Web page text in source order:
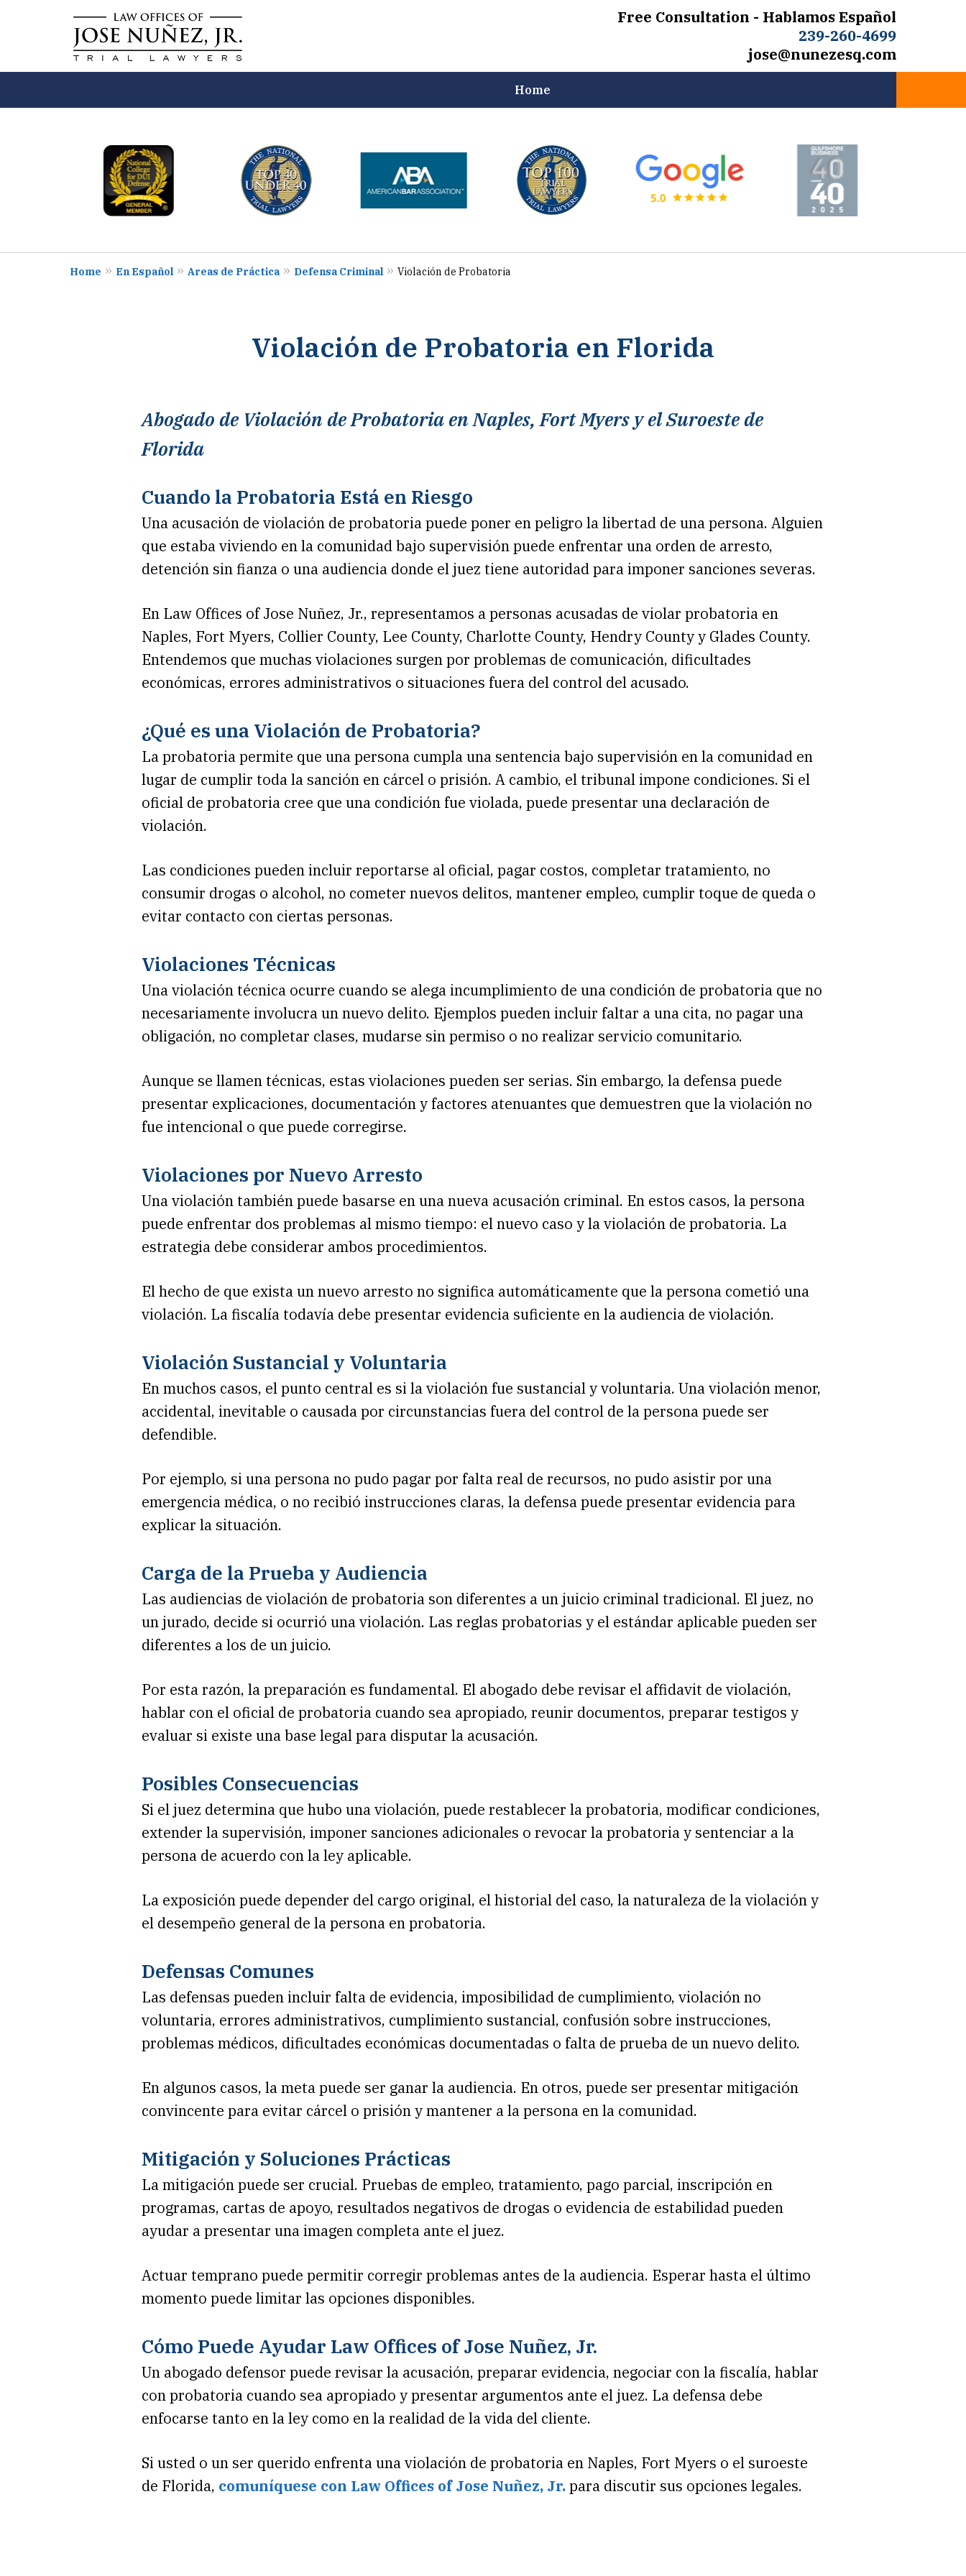
Free Consultation - Hablamos Español
239-260-4699
jose@nunezesq.com
Home
Law Offices of Jose Nuñez, Jr.
Will Help You
8
Home En Español Areas de Práctica Defensa Criminal Violación de Probatoria
Violación de Probatoria en Florida
Abogado de Violación de Probatoria en Naples, Fort Myers y el Suroeste de
Florida
Cuando la Probatoria Está en Riesgo
Una acusación de violación de probatoria puede poner en peligro la libertad de una persona. Alguien
que estaba viviendo en la comunidad bajo supervisión puede enfrentar una orden de arresto,
detención sin fianza o una audiencia donde el juez tiene autoridad para imponer sanciones severas.
En Law Offices of Jose Nuñez, Jr., representamos a personas acusadas de violar probatoria en
Naples, Fort Myers, Collier County, Lee County, Charlotte County, Hendry County y Glades County.
Entendemos que muchas violaciones surgen por problemas de comunicación, dificultades
económicas, errores administrativos o situaciones fuera del control del acusado.
¿Qué es una Violación de Probatoria?
La probatoria permite que una persona cumpla una sentencia bajo supervisión en la comunidad en
lugar de cumplir toda la sanción en cárcel o prisión. A cambio, el tribunal impone condiciones. Si el
oficial de probatoria cree que una condición fue violada, puede presentar una declaración de
violación.
Las condiciones pueden incluir reportarse al oficial, pagar costos, completar tratamiento, no
consumir drogas o alcohol, no cometer nuevos delitos, mantener empleo, cumplir toque de queda o
evitar contacto con ciertas personas.
Violaciones Técnicas
Una violación técnica ocurre cuando se alega incumplimiento de una condición de probatoria que no
necesariamente involucra un nuevo delito. Ejemplos pueden incluir faltar a una cita, no pagar una
obligación, no completar clases, mudarse sin permiso o no realizar servicio comunitario.
Aunque se llamen técnicas, estas violaciones pueden ser serias. Sin embargo, la defensa puede
presentar explicaciones, documentación y factores atenuantes que demuestren que la violación no
fue intencional o que puede corregirse.
Violaciones por Nuevo Arresto
Una violación también puede basarse en una nueva acusación criminal. En estos casos, la persona
puede enfrentar dos problemas al mismo tiempo: el nuevo caso y la violación de probatoria. La
estrategia debe considerar ambos procedimientos.
El hecho de que exista un nuevo arresto no significa automáticamente que la persona cometió una
violación. La fiscalía todavía debe presentar evidencia suficiente en la audiencia de violación.
Violación Sustancial y Voluntaria
En muchos casos, el punto central es si la violación fue sustancial y voluntaria. Una violación menor,
accidental, inevitable o causada por circunstancias fuera del control de la persona puede ser
defendible.
Por ejemplo, si una persona no pudo pagar por falta real de recursos, no pudo asistir por una
emergencia médica, o no recibió instrucciones claras, la defensa puede presentar evidencia para
explicar la situación.
Carga de la Prueba y Audiencia
Las audiencias de violación de probatoria son diferentes a un juicio criminal tradicional. El juez, no
un jurado, decide si ocurrió una violación. Las reglas probatorias y el estándar aplicable pueden ser
diferentes a los de un juicio.
Por esta razón, la preparación es fundamental. El abogado debe revisar el affidavit de violación,
hablar con el oficial de probatoria cuando sea apropiado, reunir documentos, preparar testigos y
evaluar si existe una base legal para disputar la acusación.
Posibles Consecuencias
Si el juez determina que hubo una violación, puede restablecer la probatoria, modificar condiciones,
extender la supervisión, imponer sanciones adicionales o revocar la probatoria y sentenciar a la
persona de acuerdo con la ley aplicable.
La exposición puede depender del cargo original, el historial del caso, la naturaleza de la violación y
el desempeño general de la persona en probatoria.
Defensas Comunes
Las defensas pueden incluir falta de evidencia, imposibilidad de cumplimiento, violación no
voluntaria, errores administrativos, cumplimiento sustancial, confusión sobre instrucciones,
problemas médicos, dificultades económicas documentadas o falta de prueba de un nuevo delito.
En algunos casos, la meta puede ser ganar la audiencia. En otros, puede ser presentar mitigación
convincente para evitar cárcel o prisión y mantener a la persona en la comunidad.
Mitigación y Soluciones Prácticas
La mitigación puede ser crucial. Pruebas de empleo, tratamiento, pago parcial, inscripción en
programas, cartas de apoyo, resultados negativos de drogas o evidencia de estabilidad pueden
ayudar a presentar una imagen completa ante el juez.
Actuar temprano puede permitir corregir problemas antes de la audiencia. Esperar hasta el último
momento puede limitar las opciones disponibles.
Cómo Puede Ayudar Law Offices of Jose Nuñez, Jr.
Un abogado defensor puede revisar la acusación, preparar evidencia, negociar con la fiscalía, hablar
con probatoria cuando sea apropiado y presentar argumentos ante el juez. La defensa debe
enfocarse tanto en la ley como en la realidad de la vida del cliente.
Si usted o un ser querido enfrenta una violación de probatoria en Naples, Fort Myers o el suroeste
de Florida, comuníquese con Law Offices of Jose Nuñez, Jr.para discutir sus opciones legales.